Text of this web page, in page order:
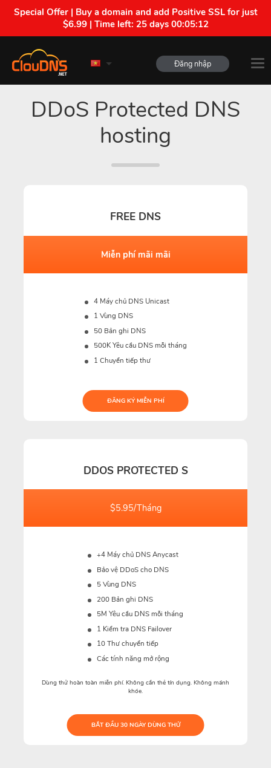
Special Offer | Buy a domain and add Positive SSL for just
$6.99 | Time left: 25 days 00:05:11
Đăng nhập
DDoS Protected DNS
hosting
FREE DNS
Miễn phí mãi mãi
4 Máy chủ DNS Unicast
1 Vùng DNS
50 Bản ghi DNS
500KYêu cầu DNS mỗi tháng
1 Chuyển tiếp thư
ĐĂNG KÝ MIỄN PHÍ
DDOS PROTECTED S
$5.95/Tháng
+4 Máy chủ DNS Anycast
Bảo vệ DDoS cho DNS
5 Vùng DNS
200 Bản ghi DNS
5M Yêu cầu DNS mỗi tháng
1 Kiểm tra DNS Failover
10 Thư chuyển tiếp
Các tính năng mở rộng
Dùng thử hoàn toàn miễn phí. Không cần thẻ tín dụng. Không mánh
khóe.
BẮT ĐẦU 30 NGÀY DÙNG THỬ